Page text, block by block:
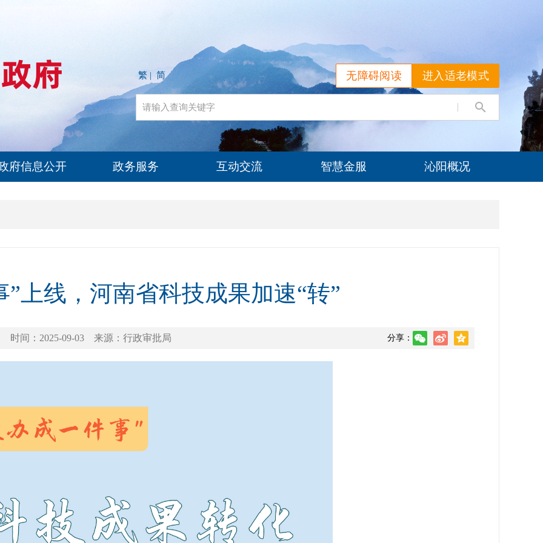
进入适老模式
无障碍阅读
繁 | 简
府信息公开 政务服务 互动交流 智慧金服 沁阳概况
”上线，河南省科技成果加速“转”
时间：2025-09-03 来源：行政审批局 分享：